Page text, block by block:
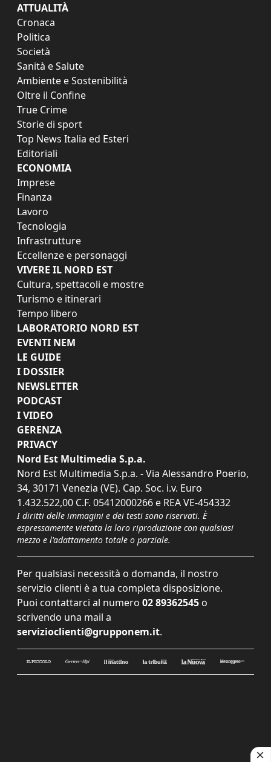
ATTUALITÀ
Cronaca
Politica
Società
Sanità e Salute
Ambiente e Sostenibilità
Oltre il Confine
True Crime
Storie di sport
Top News Italia ed Esteri
Editoriali
ECONOMIA
Imprese
Finanza
Lavoro
Tecnologia
Infrastrutture
Eccellenze e personaggi
VIVERE IL NORD EST
Cultura, spettacoli e mostre
Turismo e itinerari
Tempo libero
LABORATORIO NORD EST
EVENTI NEM
LE GUIDE
I DOSSIER
NEWSLETTER
PODCAST
I VIDEO
GERENZA
PRIVACY
Nord Est Multimedia S.p.a.
Nord Est Multimedia S.p.a. - Via Alessandro Poerio,
34, 30171 Venezia (VE). Cap. Soc. i.v. Euro
1.432.522,00 C.F. 05412000266 e REA VE-454332
I diritti delle immagini e dei testi sono riservati. È
espressamente vietata la loro riproduzione con qualsiasi
mezzo e l'adattamento totale o parziale.
Per qualsiasi necessità o domanda, il nostro
servizio clienti è a tua completa disposizione.
Puoi contattarci al numero 02 89362545 o
scrivendo una mail a
servizioclienti@grupponem.it.